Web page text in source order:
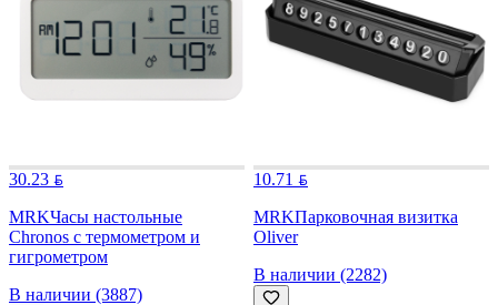
30.23
MRKЧасы настольные
Chronos с термометром и
гигрометром
В наличии (3887)
10.71
MRKПарковочная визитка
Oliver
В наличии (2282)